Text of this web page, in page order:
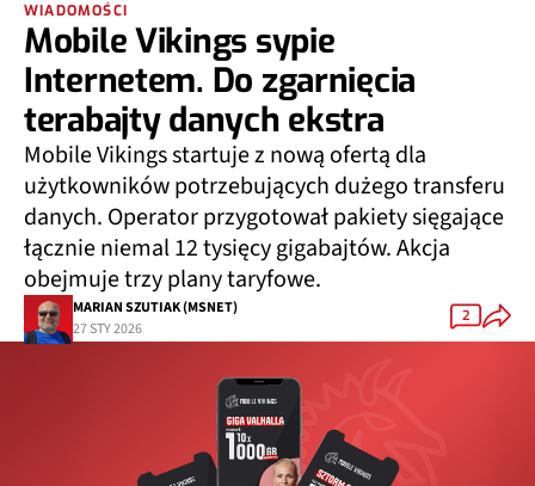
WIADOMOŚCI
Mobile Vikings sypie
Internetem. Do zgarnięcia
terabajty danych ekstra
Mobile Vikings startuje z nową ofertą dla
użytkowników potrzebujących dużego transferu
danych. Operator przygotował pakiety sięgające
łącznie niemal 12 tysięcy gigabajtów. Akcja
obejmuje trzy plany taryfowe.
MARIAN SZUTIAK (MSNET)
27 STY 2026
2